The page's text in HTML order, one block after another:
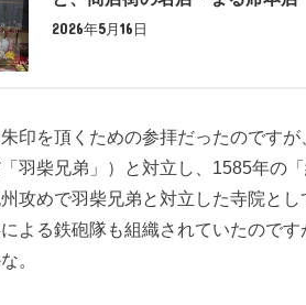
2026年5月16日
印を頂くための参拝だったのです
羽柴兄弟」）と対立し、1585年の
攻めで羽柴兄弟と対立した寺院と
よる鉄砲隊も組織されていたので
。